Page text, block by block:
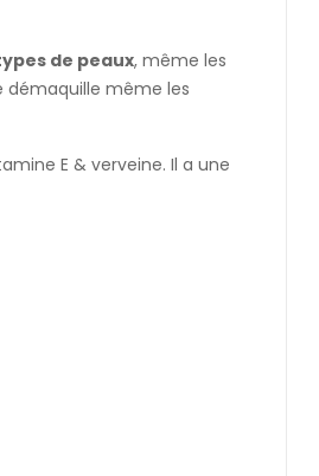
de peaux, même les
démaquille même les
E & verveine. Il a une